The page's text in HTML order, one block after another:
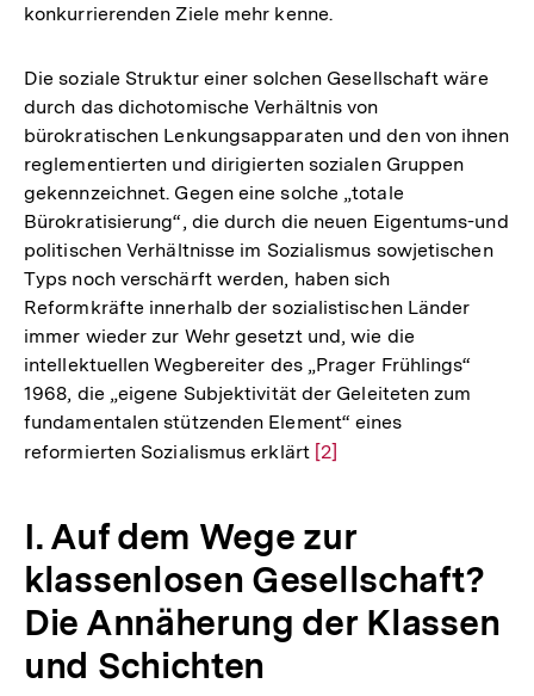
Fußnote
konkurrierenden Ziele mehr kenne.
Die soziale Struktur einer solchen Gesellschaft wäre
durch das dichotomische Verhältnis von
bürokratischen Lenkungsapparaten und den von ihnen
reglementierten und dirigierten sozialen Gruppen
gekennzeichnet. Gegen eine solche „totale
Bürokratisierung“, die durch die neuen Eigentums-und
politischen Verhältnisse im Sozialismus sowjetischen
Typs noch verschärft werden, haben sich
Reformkräfte innerhalb der sozialistischen Länder
immer wieder zur Wehr gesetzt und, wie die
intellektuellen Wegbereiter des „Prager Frühlings“
1968, die „eigene Subjektivität der Geleiteten zum
fundamentalen stützenden Element“ eines
reformierten Sozialismus erklärt Zur
Fußnote
[2]
I. Auf dem Wege zur
klassenlosen Gesellschaft?
Die Annäherung der Klassen
und Schichten